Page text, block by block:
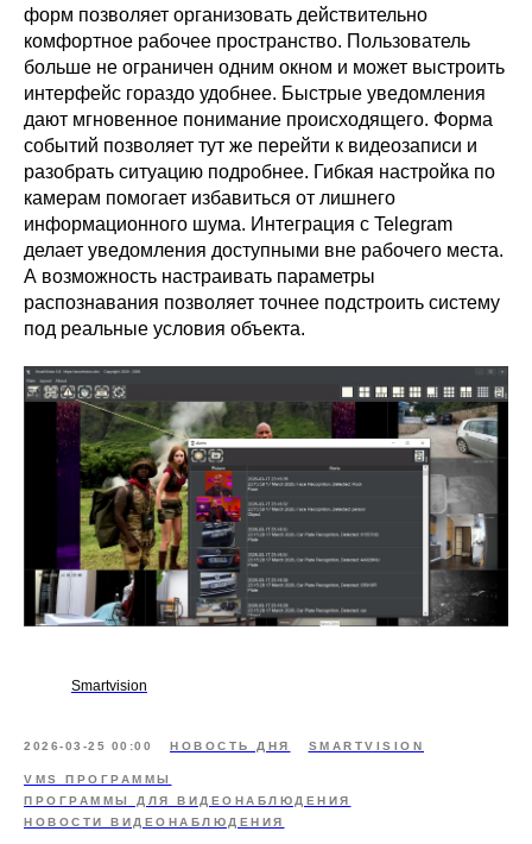
форм позволяет организовать действительно
комфортное рабочее пространство. Пользователь
больше не ограничен одним окном и может выстроить
интерфейс гораздо удобнее. Быстрые уведомления
дают мгновенное понимание происходящего. Форма
событий позволяет тут же перейти к видеозаписи и
разобрать ситуацию подробнее. Гибкая настройка по
камерам помогает избавиться от лишнего
информационного шума. Интеграция с Telegram
делает уведомления доступными вне рабочего места.
А возможность настраивать параметры
распознавания позволяет точнее подстроить систему
под реальные условия объекта.
Smartvision
2026-03-25 00:00 НОВОСТЬ ДНЯ SMARTVISION
VMS ПРОГРАММЫ
ПРОГРАММЫ ДЛЯ ВИДЕОНАБЛЮДЕНИЯ
НОВОСТИ ВИДЕОНАБЛЮДЕНИЯ